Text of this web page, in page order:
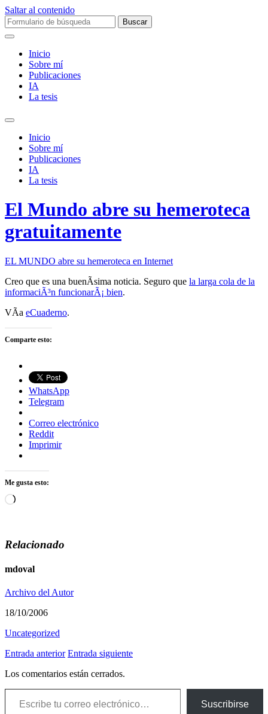
Saltar al contenido
Buscar:
Inicio
Sobre mí­
Publicaciones
IA
La tesis
Alternar
campo
búsqueda
Inicio
Sobre mí­
Publicaciones
IA
La tesis
El Mundo abre su hemeroteca
gratuitamente
EL MUNDO abre su hemeroteca en Internet
Creo que es una buenÃ­sima noticia. Seguro que la larga cola de la
informaciÃ³n funcionarÃ¡ bien.
VÃ­a eCuaderno.
Comparte esto:
WhatsApp
Telegram
Correo electrónico
Reddit
Imprimir
Me gusta esto:
Cargando...
Relacionado
mdoval
Archivo del Autor
18/10/2006
Uncategorized
Entrada anterior Entrada siguiente
Los comentarios están cerrados.
Escribe tu correo electrónico…
Suscribirse